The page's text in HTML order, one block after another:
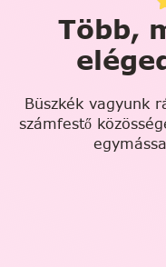
Több,
Büszkék vagyunk
számfestő